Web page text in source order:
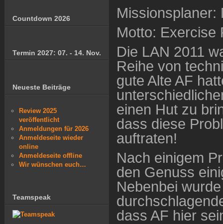
Missionsplaner:
Motto: Exercise
Die LAN 2011
Reihe von
gute Alte AF
einen Hut zu
dass diese
auftraten!
Nach einigem
den Genuss
Nebenbei
dass AF hier
Countdown 2026
Termin 2027: 07. - 14. Nov.
Neueste Beiträge
Review 2025
veröffentlicht
Anmeldungen für 2026
Anmeldeseite wieder
online
Anmeldeseite offline
Wir wünschen euch…
Teamspeak